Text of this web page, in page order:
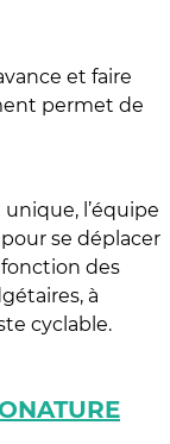
et faire
permet de
l’équipe
se déplacer
des
à
cyclable.